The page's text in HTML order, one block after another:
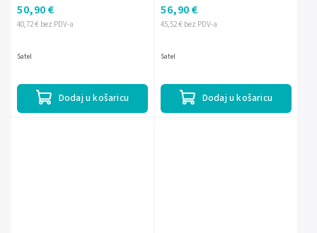
40,72 € bez PDV-a
50,90 €
Dodaj u košaricu
Satel
45,52 € bez PDV-a
56,90 €
Dodaj u košaricu
Satel